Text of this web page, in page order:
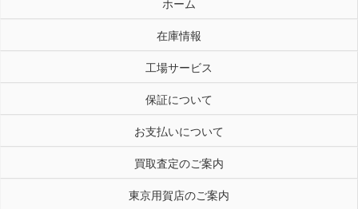
ホーム
在庫情報
工場サービス
保証について
お支払いについて
買取査定のご案内
東京用賀店のご案内